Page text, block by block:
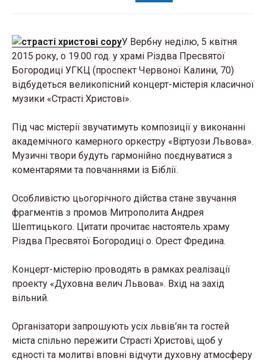
У Вербну неділю, 5 квітня
2015 року, о 19.00 год. у храмі Різдва Пресвятої
Богородиці УГКЦ (проспект Червоної Калини, 70)
відбудеться великопісний концерт-містерія класичної
музики «Страсті Христові».
Під час містерії звучатимуть композиції у виконанні
академічного камерного оркестру «Віртуози Львова».
Музичні твори будуть гармонійно поєднуватися з
коментарями та повчаннями із Біблії.
Особливістю цьогорічного дійства стане звучання
фрагментів з промов Митрополита Андрея
Шептицького. Цитати прочитає настоятель храму
Різдва Пресвятої Богородиці о. Орест Фредина.
Концерт-містерію проводять в рамках реалізації
проекту «Духовна велич Львова». Вхід на захід
вільний.
Організатори запрошують усіх львів’ян та гостей
міста спільно пережити Страсті Христові, щоб у
єдності та молитві вповні відчути духовну атмосферу